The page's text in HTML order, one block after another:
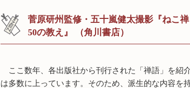
菅原研州監修・五十嵐健太撮影『ねこ
50の教え』 （角川書店）
ここ数年、各出版社から刊行された「禅語」を紹
は多数に上っています。そのため、派生的な内容を